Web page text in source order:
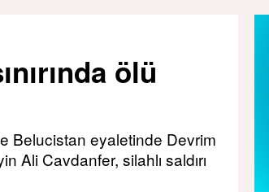
ölü
Belucistan eyaletinde Devrim
Ali Cavdanfer, silahlı saldırı